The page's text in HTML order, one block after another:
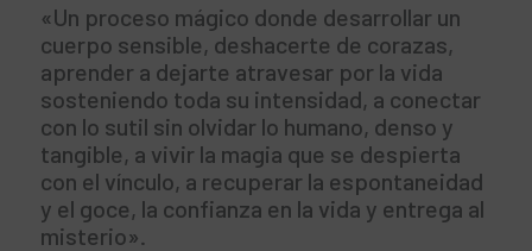
«Un proceso mágico donde desarrollar un
cuerpo sensible, deshacerte de corazas,
aprender a dejarte atravesar por la vida
sosteniendo toda su intensidad, a conectar
con lo sutil sin olvidar lo humano, denso y
tangible, a vivir la magia que se despierta
con el vínculo, a recuperar la espontaneidad
y el goce, la confianza en la vida y entrega al
misterio».